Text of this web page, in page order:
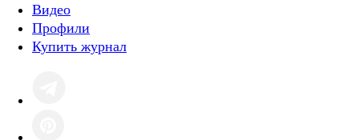
Видео
Профили
Купить журнал